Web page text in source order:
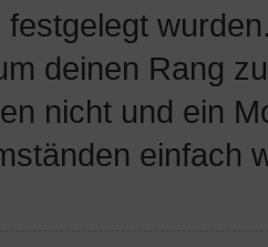
festgelegt
deinen Rang
nicht und ein
einfach